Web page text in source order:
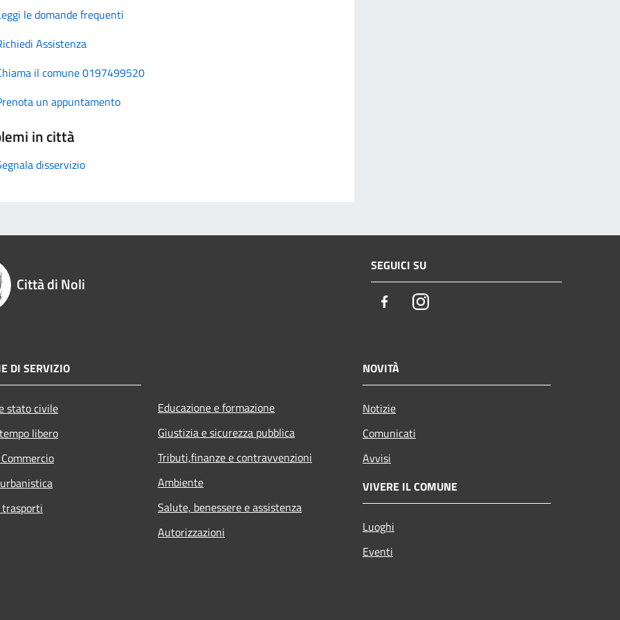
le domande frequenti
Assistenza
il comune 0197499520
un appuntamento
in città
disservizio
Città di Noli
SEGUICI SU
FacebookInstagram
DI SERVIZIO
stato civile
libero
Educazione e formazione
Giustizia e sicurezza pubblica
Tributi,finanze e contravvenzioni
Ambiente
Salute, benessere e assistenza
Autorizzazioni
NOVITÀ
Notizie
Comunicati
Avvisi
VIVERE IL COMUNE
Luoghi
Eventi